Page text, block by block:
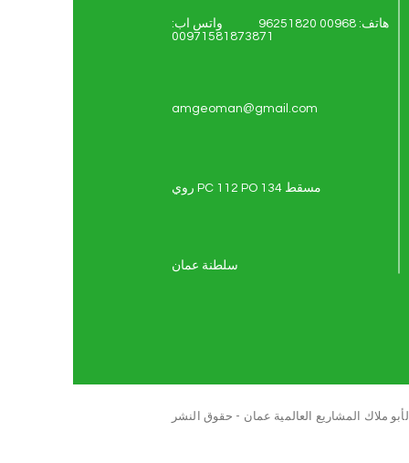
هاتف: 00968 96251820 واتس اب:
00971581873871
amgeoman@gmail.com
روي PC 112 PO 134 مسقط
سلطنة عمان